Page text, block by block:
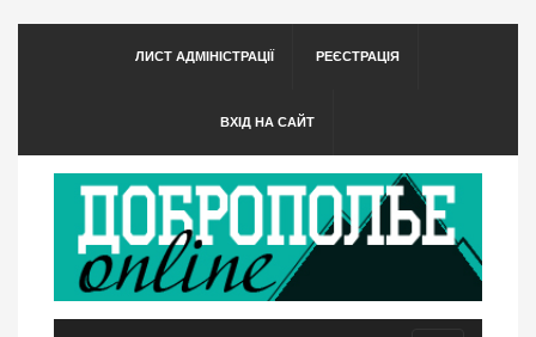
ЛИСТ АДМІНІСТРАЦІЇ РЕЄСТРАЦІЯ
ВХІД НА САЙТ